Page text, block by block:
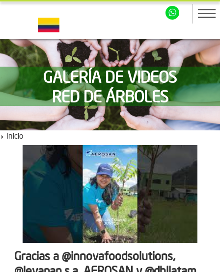
GALERÍA DE VIDEOS
RED DE ÁRBOLES
Inicio
Gracias a @innovafoodsolutions,